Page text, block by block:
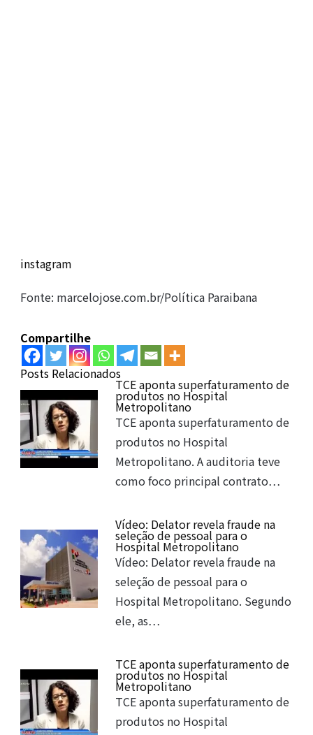
instagram
Fonte: marcelojose.com.br/Política Paraibana
Compartilhe
Posts Relacionados
TCE aponta superfaturamento de
produtos no Hospital
Metropolitano
TCE aponta superfaturamento de
produtos no Hospital
Metropolitano. A auditoria teve
como foco principal contrato…
Vídeo: Delator revela fraude na
seleção de pessoal para o
Hospital Metropolitano
Vídeo: Delator revela fraude na
seleção de pessoal para o
Hospital Metropolitano. Segundo
ele, as…
TCE aponta superfaturamento de
produtos no Hospital
Metropolitano
TCE aponta superfaturamento de
produtos no Hospital